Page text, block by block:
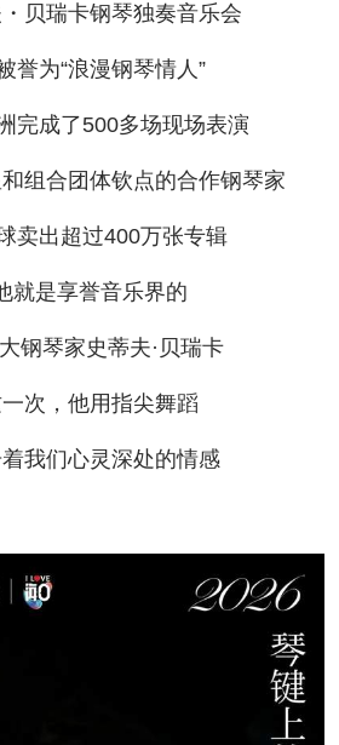
瑞卡钢琴独奏音乐会
为“浪漫钢琴情人”
成了500多场现场表演
合团体钦点的合作钢琴家
出超过400万张专辑
是享誉音乐界的
琴家史蒂夫·贝瑞卡
，他用指尖舞蹈
们心灵深处的情感